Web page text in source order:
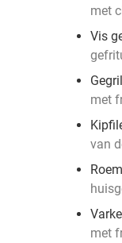
met
Vis
met
van
met